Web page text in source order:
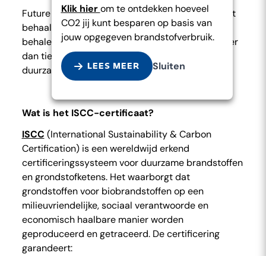
Klik hierom te ontdekken hoeveel
CO2 jij kunt besparen op basis van
jouw opgegeven brandstofverbruik.
LEES MEER Sluiten
Future Fuels heeft opnieuw haar ISCC-certificaat
behaald. Iets om trots op te zijn: sinds 2014
behalen we dit certificaat jaar na jaar. Dat is meer
dan tien jaar aaneengesloten bewijs dat
duurzaamheid dé manier is waarop we werken.
Wat is het ISCC-certificaat?
ISCC (International Sustainability & Carbon
Certification) is een wereldwijd erkend
certificeringssysteem voor duurzame brandstoffen
en grondstofketens. Het waarborgt dat
grondstoffen voor biobrandstoffen op een
milieuvriendelijke, sociaal verantwoorde en
economisch haalbare manier worden
geproduceerd en getraceerd. De certificering
garandeert: